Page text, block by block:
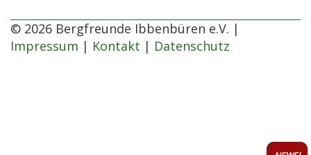
© 2026 Bergfreunde Ibbenbüren e.V. |
Impressum | Kontakt | Datenschutz